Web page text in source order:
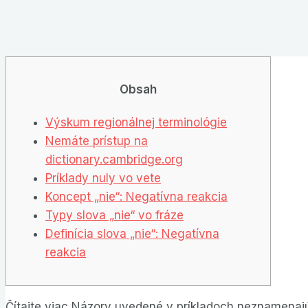
Obsah
Výskum regionálnej terminológie
Nemáte prístup na
dictionary.cambridge.org
Príklady nuly vo vete
Koncept „nie“: Negatívna reakcia
Typy slova „nie“ vo fráze
Definícia slova „nie“: Negatívna
reakcia